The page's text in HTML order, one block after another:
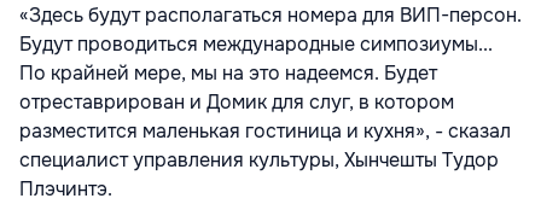
«Здесь будут располагаться номера для ВИП-персон.
Будут проводиться международные симпозиумы...
По крайней мере, мы на это надеемся. Будет
отреставрирован и Домик для слуг, в котором
разместится маленькая гостиница и кухня», - сказал
специалист управления культуры, Хынчешты Тудор
Плэчинтэ.